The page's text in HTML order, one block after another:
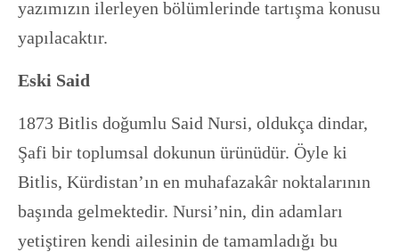
yazımızın ilerleyen bölümlerinde tartışma konusu
yapılacaktır.
Eski Said
1873 Bitlis doğumlu Said Nursi, oldukça dindar,
Şafi bir toplumsal dokunun ürünüdür. Öyle ki
Bitlis, Kürdistan’ın en muhafazakâr noktalarının
başında gelmektedir. Nursi’nin, din adamları
yetiştiren kendi ailesinin de tamamladığı bu